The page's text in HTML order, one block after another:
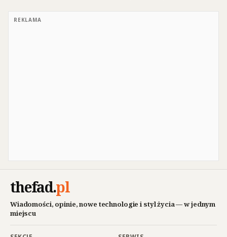
REKLAMA
thefad.pl
Wiadomości, opinie, nowe technologie i styl życia — w jednym
miejscu